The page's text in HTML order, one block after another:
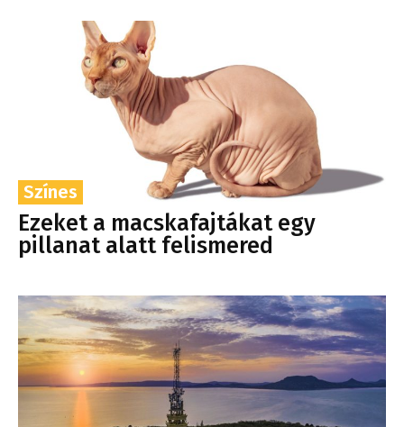
Színes
Ezeket a macskafajtákat egy
pillanat alatt felismered